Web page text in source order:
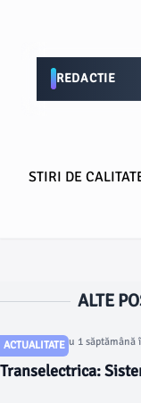
REDACTIE
STIRI DE
ALTE
ACTUALITATE
Articol postat cu 1 săptămână
Transelectrica: